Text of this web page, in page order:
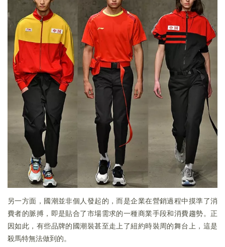
另一方面，國潮並非個人發起的，而是企業在營銷過程中摸準了消
費者的脈搏，即是貼合了市場需求的一種商業手段和消費趨勢。正
因如此，有些品牌的國潮裝甚至走上了紐約時裝周的舞台上，這是
殺馬特無法做到的。